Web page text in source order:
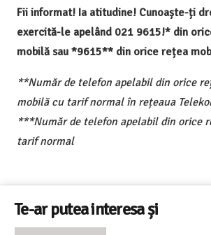
Fii informat! Ia atitudine! Cunoaște-ți
exercită-le apelând 021 9615!* din
mobilă sau *9615** din orice rețea
**Număr de telefon apelabil din orice
mobilă cu tarif normal în rețeaua
***Număr de telefon apelabil din orice
tarif normal
Te-ar putea interesa și